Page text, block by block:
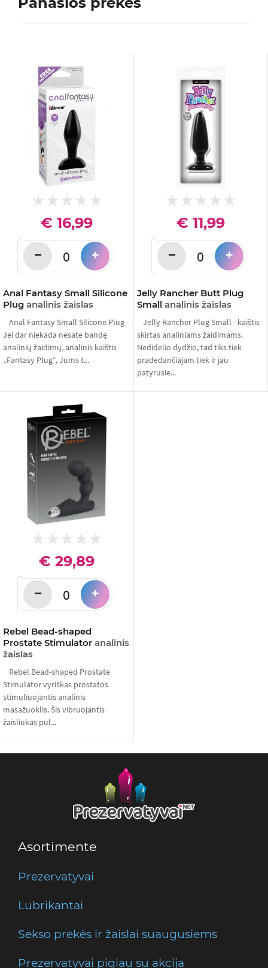
Anal Fantasy Small Silicone
Plug analinis žaislas
€ 16,99
− +
Anal Fantasy Small Silicone Plug -
Jei dar niekada nesate bandę
analinių žaidimų, analinis kaištis
„Fantasy Plug“, Jums t...
Jelly Rancher Butt Plug
Small analinis žaislas
€ 11,99
− +
Jelly Rancher Plug Small - kaištis
skirtas analiniams žaidimams.
Nedidelio dydžio, tad tiks tiek
pradedančiajam tiek ir jau
patyrusie...
Rebel Bead-shaped
Prostate Stimulator analinis
žaislas
€ 29,89
− +
Rebel Bead-shaped Prostate
Stimulator vyriškas prostatos
stimuliuojantis analinis
masažuoklis. Šis vibruojantis
žaisliukas pul...
Asortimente
Prezervatyvai
Lubrikantai
Sekso prekės ir žaislai suaugusiems
Prezervatyvai pigiau su akcija